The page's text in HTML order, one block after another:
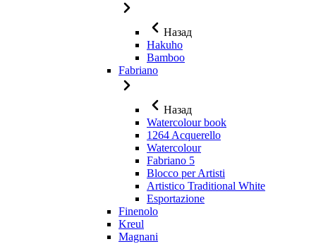
Назад
Hakuho
Bamboo
Fabriano
Назад
Watercolour book
1264 Acquerello
Watercolour
Fabriano 5
Blocco per Artisti
Artistico Traditional White
Esportazione
Finenolo
Kreul
Magnani